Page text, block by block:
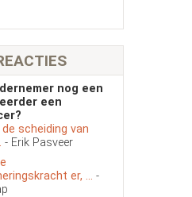
nog een
een
scheiding van
- Erik Pasveer
er, ... -